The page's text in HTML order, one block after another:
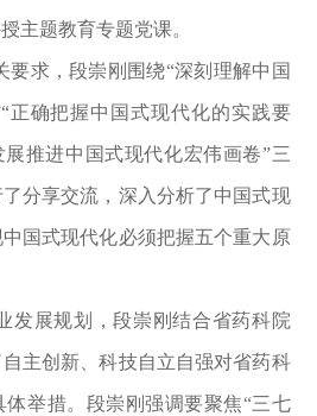
主题教育专题党课。
要求，段崇刚围绕“深刻理解中国
正确把握中国式现代化的实践要
推进中国式现代化宏伟画卷”三
分享交流，深入分析了中国式现
国式现代化必须把握五个重大原
发展规划，段崇刚结合省药科院
主创新、科技自立自强对省药科
体举措。段崇刚强调要聚焦“三七